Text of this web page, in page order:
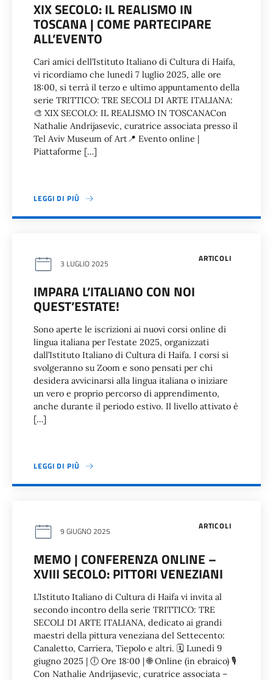
XIX SECOLO: IL REALISMO IN
TOSCANA | COME PARTECIPARE
ALL’EVENTO
Cari amici dell’Istituto Italiano di Cultura di Haifa,
vi ricordiamo che lunedì 7 luglio 2025, alle ore
18:00, si terrà il terzo e ultimo appuntamento della
serie TRITTICO: TRE SECOLI DI ARTE ITALIANA:
🎨 XIX SECOLO: IL REALISMO IN TOSCANACon
Nathalie Andrijasevic, curatrice associata presso il
Tel Aviv Museum of Art📍 Evento online |
Piattaforme […]
LEGGI DI PIÙ
ARTICOLI
3 LUGLIO 2025
IMPARA L’ITALIANO CON NOI
QUEST’ESTATE!
Sono aperte le iscrizioni ai nuovi corsi online di
lingua italiana per l’estate 2025, organizzati
dall’Istituto Italiano di Cultura di Haifa. I corsi si
svolgeranno su Zoom e sono pensati per chi
desidera avvicinarsi alla lingua italiana o iniziare
un vero e proprio percorso di apprendimento,
anche durante il periodo estivo. Il livello attivato è
[…]
LEGGI DI PIÙ
ARTICOLI
9 GIUGNO 2025
MEMO | CONFERENZA ONLINE –
XVIII SECOLO: PITTORI VENEZIANI
L’Istituto Italiano di Cultura di Haifa vi invita al
secondo incontro della serie TRITTICO: TRE
SECOLI DI ARTE ITALIANA, dedicato ai grandi
maestri della pittura veneziana del Settecento:
Canaletto, Carriera, Tiepolo e altri. 🗓 Lunedì 9
giugno 2025 | 🕕 Ore 18:00 | 🌐 Online (in ebraico) 🎙
Con Nathalie Andrijasevic, curatrice associata –